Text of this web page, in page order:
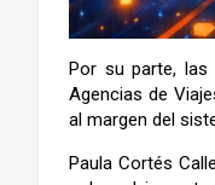
Por su parte, las
Agencias de
al margen del
Paula Cortés